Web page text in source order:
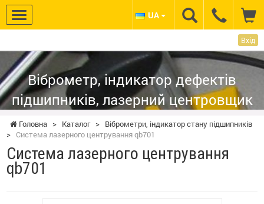
Вхід
UA
НПП КОНТЕСТ
Віброметр, індикатор дефектів
підшипників, лазерний центровщик
Головна > Каталог > Віброметри, індикатор стану підшипників
> Система лазерного центрування qb701
Система лазерного центрування
qb701